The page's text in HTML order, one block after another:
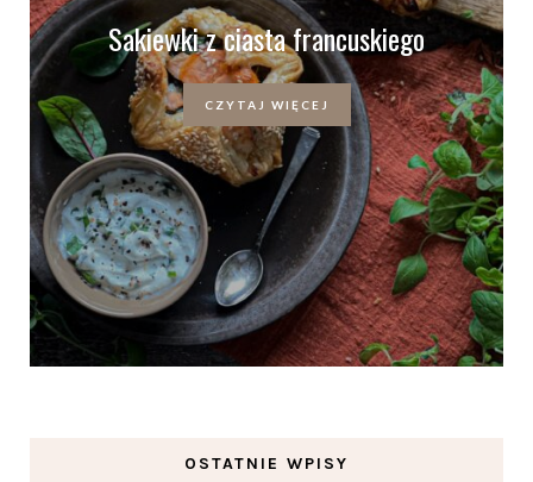
Sakiewki z ciasta francuskiego
CZYTAJ WIĘCEJ
OSTATNIE WPISY